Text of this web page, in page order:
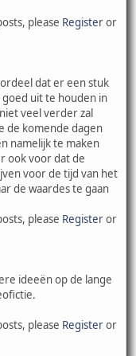
please Registeror
dat er een stuk
uit te houden in
veel verder zal
de komende dagen
namelijk te maken
ook voor dat de
voor de tijd van het
de waardes te gaan
please Registeror
ideeën op de lange
please Registeror